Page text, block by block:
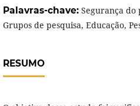
Palavras-chave: Segurança do
Grupos de pesquisa, Educação,
RESUMO